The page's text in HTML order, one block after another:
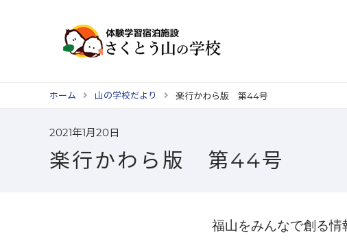
ホーム 山の学校だより 楽行かわら版 第44号
2021年1月20日
楽行かわら版 第44号
福山をみんなで創る